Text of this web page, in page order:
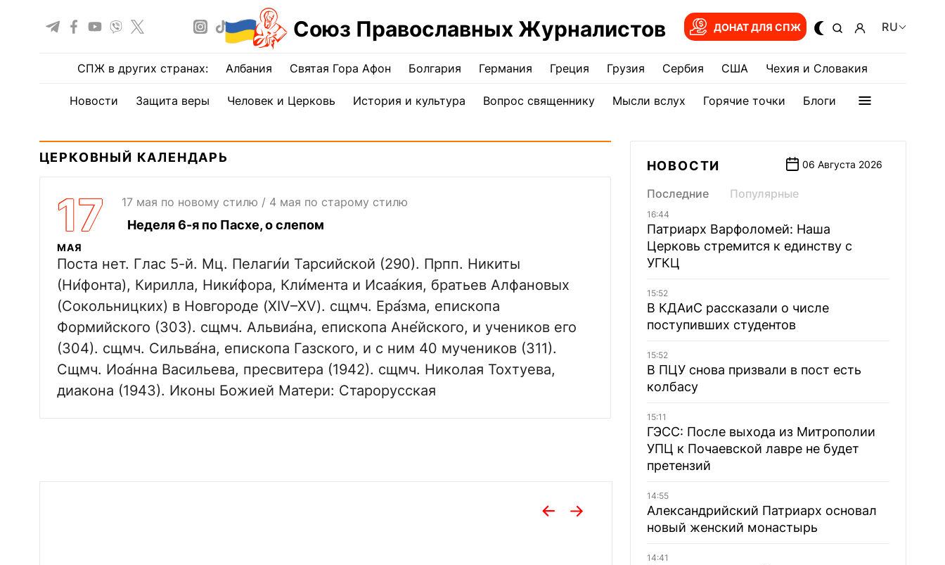
Союз Православных Журналистов ДОНАТ ДЛЯ СПЖ RU
СПЖ в других странах: Албания Святая Гора Афон Болгария Германия Греция Грузия Сербия США Чехия и Словакия
Новости Защита веры Человек и Церковь История и культура Вопрос священнику Мысли вслух Горячие точки Блоги
ЦЕРКОВНЫЙ КАЛЕНДАРЬ
17
МАЯ
17 мая по новому стилю / 4 мая по старому стилю
Неделя 6-я по Пасхе, о слепом
Поста нет. Глас 5-й. Мц. Пелаги́и Тарсийской (290). Прпп. Никиты
(Ни́фонта), Кирилла, Ники́фора, Кли́мента и Исаа́кия, братьев Алфановых
(Сокольницких) в Новгороде (XIV–XV). сщмч. Ера́зма, епископа
Формийского (303). сщмч. Альвиа́на, епископа Ане́йского, и учеников его
(304). сщмч. Сильва́на, епископа Газского, и с ним 40 мучеников (311).
Сщмч. Иоа́нна Васильева, пресвитера (1942). сщмч. Николая Тохтуева,
диакона (1943). Иконы Божией Матери: Старорусская
НОВОСТИ 06 Августа 2026
Последние Популярные
16:44
Патриарх Варфоломей: Наша
Церковь стремится к единству с
УГКЦ
15:52
В КДАиС рассказали о числе
поступивших студентов
15:52
В ПЦУ снова призвали в пост есть
колбасу
15:11
ГЭСС: После выхода из Митрополии
УПЦ к Почаевской лавре не будет
претензий
14:55
Александрийский Патриарх основал
новый женский монастырь
14:41